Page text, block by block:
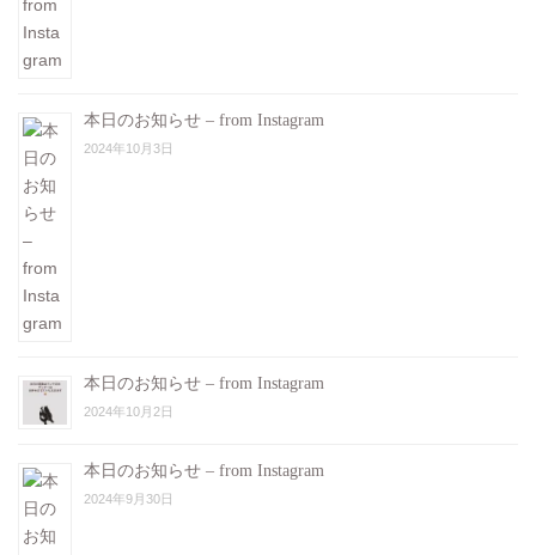
本日のお知らせ – from Instagram
2024年10月3日
本日のお知らせ – from Instagram
2024年10月2日
本日のお知らせ – from Instagram
2024年9月30日